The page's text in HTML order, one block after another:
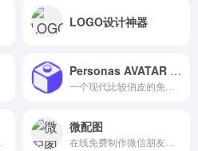
LOGO设计神器
Personas AVATAR GENERATOR
微配图